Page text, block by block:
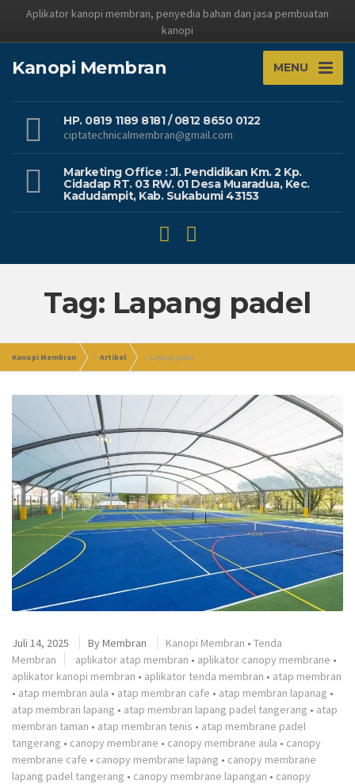
Aplikator kanopi membran, penyedia bahan dan jasa pembuatan
kanopi
Kanopi Membran MENU
HP. 0819 1189 8181 / 0812 8650 0122
ciptatechnicalmembran@gmail.com
Marketing Office : Jl. Pendidikan Km. 2 Kp.
Cidadap RT. 03 RW. 01 Desa Muaradua, Kec.
Kadudampit, Kab. Sukabumi 43153
Tag: Lapang padel
Kanopi Membran >Artikel > Lapang padel
Juli 14, 2025 ByMembran Kanopi Membran • Tenda
Membran
aplikator atap membran • aplikator canopy membrane •
aplikator kanopi membran • aplikator tenda membran • atap membran
• atap membran aula • atap membran cafe • atap membran lapanag •
atap membran lapang • atap membran lapang padel tangerang • atap
membran taman • atap membran tenis • atap membrane padel
tangerang • canopy membrane • canopy membrane aula • canopy
membrane cafe • canopy membrane lapang • canopy membrane
lapang padel tangerang • canopy membrane lapangan • canopy